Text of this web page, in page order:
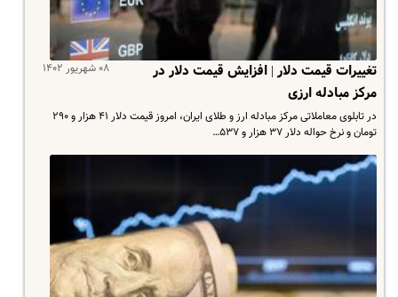
۰۸ شهریور ۱۴۰۲
تغییرات قیمت دلار | افزایش قیمت دلار در
مرکز مبادله ارزی
در تابلوی معاملاتی مرکز مبادله ارز و طلای ایران، امروز قیمت دلار ۴۱ هزار و ۲۹۰
تومان و نرخ حواله دلار ۳۷ هزار و ۵۳۷…